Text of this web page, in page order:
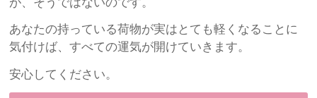
あなたの持っている荷物が実はとても軽くなることに
気付けば、すべての運気が開けていきます。
安心してください。